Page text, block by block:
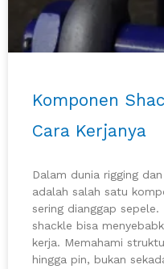
Komponen
Cara Kerjanya
Dalam dunia rigging
adalah salah satu
sering dianggap
shackle bisa
kerja. Memahami
hingga pin, bukan